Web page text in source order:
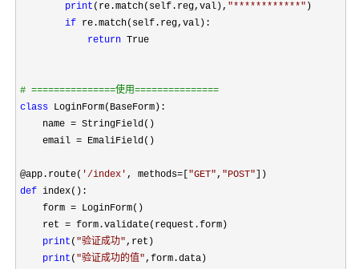
print (re.match(self.reg,val), "************" )
if re.match(self.reg,val):
return True
# ===============使用===============
class LoginForm(BaseForm):
    name
= StringField()
    email
= EmaliField()
@app.route( '/index ' , methods=[ "GET", "POST"
def index():
    form
= LoginForm()
    ret
= form.validate(request.form)
print ( "验证成功",ret)
print ( "验证成功的值",form.data)